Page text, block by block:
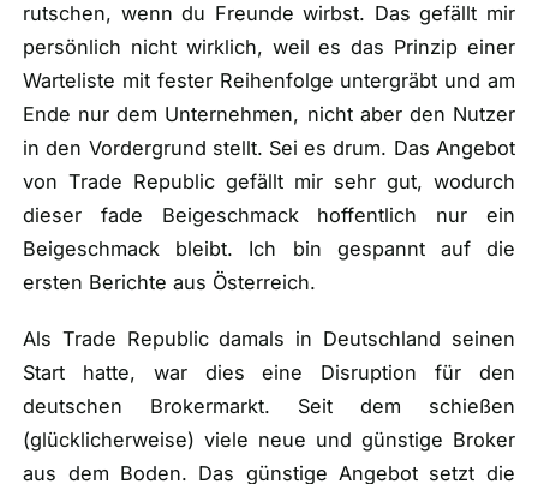
rutschen, wenn du Freunde wirbst. Das gefällt mir
persönlich nicht wirklich, weil es das Prinzip einer
Warteliste mit fester Reihenfolge untergräbt und am
Ende nur dem Unternehmen, nicht aber den Nutzer
in den Vordergrund stellt. Sei es drum. Das Angebot
von Trade Republic gefällt mir sehr gut, wodurch
dieser fade Beigeschmack hoffentlich nur ein
Beigeschmack bleibt. Ich bin gespannt auf die
ersten Berichte aus Österreich.
Als Trade Republic damals in Deutschland seinen
Start hatte, war dies eine Disruption für den
deutschen Brokermarkt. Seit dem schießen
(glücklicherweise) viele neue und günstige Broker
aus dem Boden. Das günstige Angebot setzt die